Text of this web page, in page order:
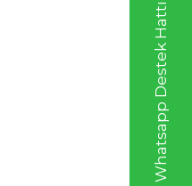
Whatsapp Destek Hattı